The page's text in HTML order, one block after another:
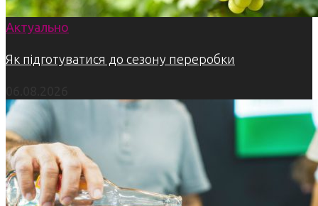
Актуально
Як підготуватися до сезону переробки